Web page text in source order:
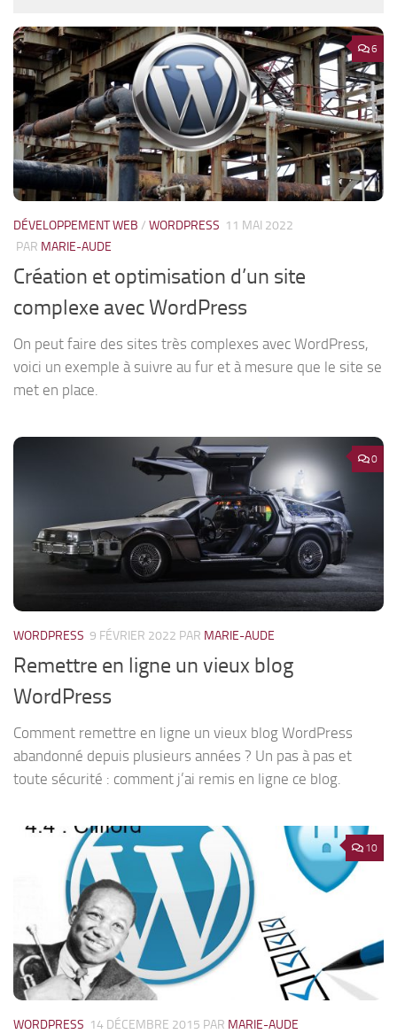
6
DÉVELOPPEMENT WEB / WORDPRESS 11 MAI 2022
PAR MARIE-AUDE
Création et optimisation d’un site
complexe avec WordPress
On peut faire des sites très complexes avec WordPress,
voici un exemple à suivre au fur et à mesure que le site se
met en place.
0
WORDPRESS 9 FÉVRIER 2022 PAR MARIE-AUDE
Remettre en ligne un vieux blog
WordPress
Comment remettre en ligne un vieux blog WordPress
abandonné depuis plusieurs années ? Un pas à pas et
toute sécurité : comment j’ai remis en ligne ce blog.
10
WORDPRESS 14 DÉCEMBRE 2015 PAR MARIE-AUDE